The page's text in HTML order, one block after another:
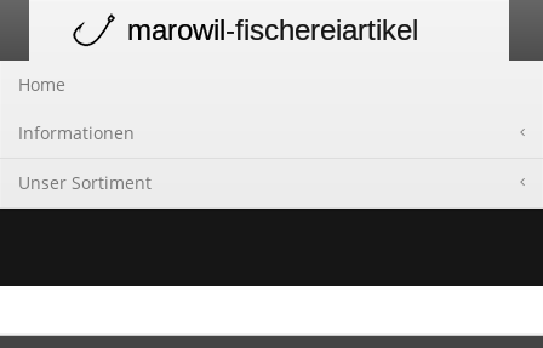
navigation
marowil-fischereiartikel
Home
Informationen
Unser Sortiment